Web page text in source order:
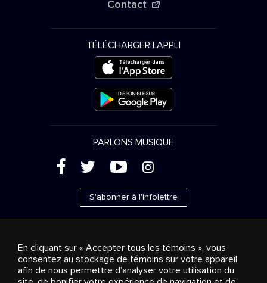
Contact
TÉLÉCHARGER L'APPLI
PARLONS MUSIQUE
( ' + &
S'abonner à l'infolettre
Ventes publicitaires
Diffusion & distribution
Consommateurs
Solutions d’affaires Radio
En cliquant sur « Accepter tous les témoins », vous
consentez au stockage de témoins sur votre appareil
afin de nous permettre d’analyser votre utilisation du